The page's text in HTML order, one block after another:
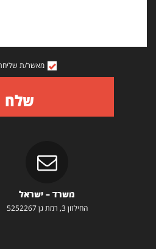
מאשר/ת שליחת
שלח
משרד – ישראל
החילזון 3, רמת גן 5252267